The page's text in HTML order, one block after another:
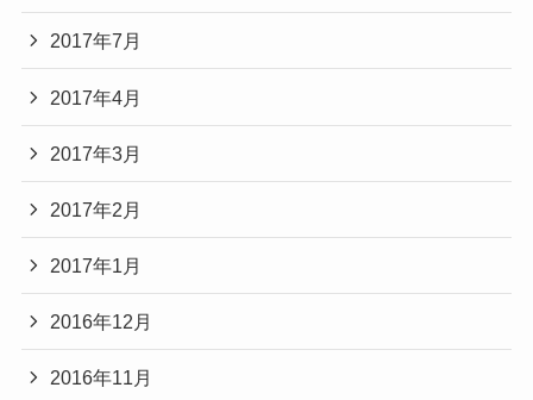
2017年7月
2017年4月
2017年3月
2017年2月
2017年1月
2016年12月
2016年11月